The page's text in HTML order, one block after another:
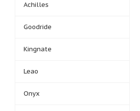
Achilles
Goodride
Kingnate
Leao
Onyx